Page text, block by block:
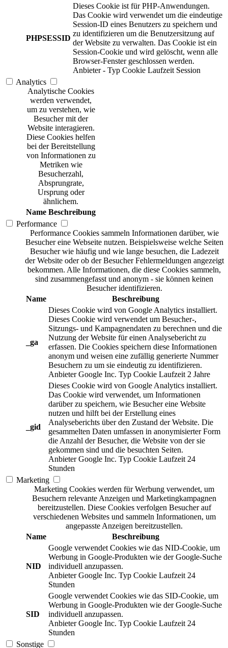
PHPSESSID
Dieses Cookie ist für PHP-Anwendungen.
Das Cookie wird verwendet um die eindeutige
Session-ID eines Benutzers zu speichern und
zu identifizieren um die Benutzersitzung auf
der Website zu verwalten. Das Cookie ist ein
Session-Cookie und wird gelöscht, wenn alle
Browser-Fenster geschlossen werden.
Anbieter - Typ Cookie Laufzeit Session
Analytics
Analytische Cookies
werden verwendet,
um zu verstehen, wie
Besucher mit der
Website interagieren.
Diese Cookies helfen
bei der Bereitstellung
von Informationen zu
Metriken wie
Besucherzahl,
Absprungrate,
Ursprung oder
ähnlichem.
Name Beschreibung
Performance
Performance Cookies sammeln Informationen darüber, wie
Besucher eine Webseite nutzen. Beispielsweise welche Seiten
Besucher wie häufig und wie lange besuchen, die Ladezeit
der Website oder ob der Besucher Fehlermeldungen angezeigt
bekommen. Alle Informationen, die diese Cookies sammeln,
sind zusammengefasst und anonym - sie können keinen
Besucher identifizieren.
Name
Beschreibung
_ga
Dieses Cookie wird von Google Analytics installiert.
Dieses Cookie wird verwendet um Besucher-,
Sitzungs- und Kampagnendaten zu berechnen und die
Nutzung der Website für einen Analysebericht zu
erfassen. Die Cookies speichern diese Informationen
anonym und weisen eine zufällig generierte Nummer
Besuchern zu um sie eindeutig zu identifizieren.
Anbieter Google Inc. Typ Cookie Laufzeit 2 Jahre
_gid
Dieses Cookie wird von Google Analytics installiert.
Das Cookie wird verwendet, um Informationen
darüber zu speichern, wie Besucher eine Website
nutzen und hilft bei der Erstellung eines
Analyseberichts über den Zustand der Website. Die
gesammelten Daten umfassen in anonymisierter Form
die Anzahl der Besucher, die Website von der sie
gekommen sind und die besuchten Seiten.
Anbieter Google Inc. Typ Cookie Laufzeit 24
Stunden
Marketing
Marketing Cookies werden für Werbung verwendet, um
Besuchern relevante Anzeigen und Marketingkampagnen
bereitzustellen. Diese Cookies verfolgen Besucher auf
verschiedenen Websites und sammeln Informationen, um
angepasste Anzeigen bereitzustellen.
Name
Beschreibung
NID
Google verwendet Cookies wie das NID-Cookie, um
Werbung in Google-Produkten wie der Google-Suche
individuell anzupassen.
Anbieter Google Inc. Typ Cookie Laufzeit 24
Stunden
SID
Google verwendet Cookies wie das SID-Cookie, um
Werbung in Google-Produkten wie der Google-Suche
individuell anzupassen.
Anbieter Google Inc. Typ Cookie Laufzeit 24
Stunden
Sonstige